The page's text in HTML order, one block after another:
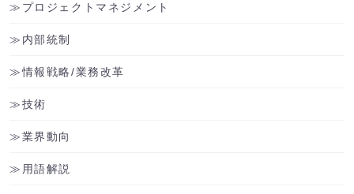
プロジェクトマネジメント
内部統制
情報戦略/業務改革
技術
業界動向
用語解説